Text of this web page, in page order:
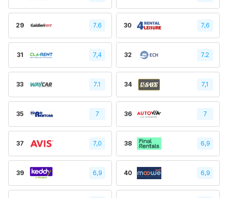
29 7.6 30 7,6
31 7,4 32 7.2
33 7.1 34 7,1
35 7 36 7
37 7,0 38 6,9
39 6,9 40 6,9